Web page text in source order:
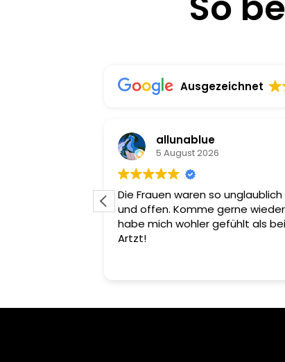
Ausgezeichnet
allunablue
5 August 2026
Die Frauen waren so
und offen. Komme gerne
habe mich wohler gefühlt als
Artzt!